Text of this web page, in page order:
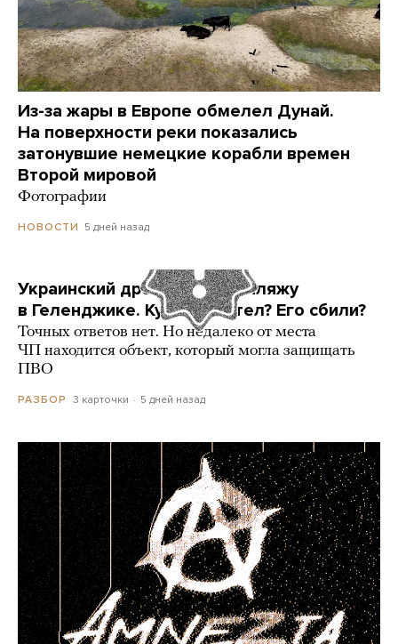
Из-за жары в Европе обмелел Дунай.
На поверхности реки показались
затонувшие немецкие корабли времен
Второй мировой
Фотографии
НОВОСТИ 5 дней назад
Украинский дрон попал по пляжу
в Геленджике. Куда он летел? Его сбили?
Точных ответов нет. Но недалеко от места
ЧП находится объект, который могла защищать
ПВО
РАЗБОР 3 карточки 5 дней назад